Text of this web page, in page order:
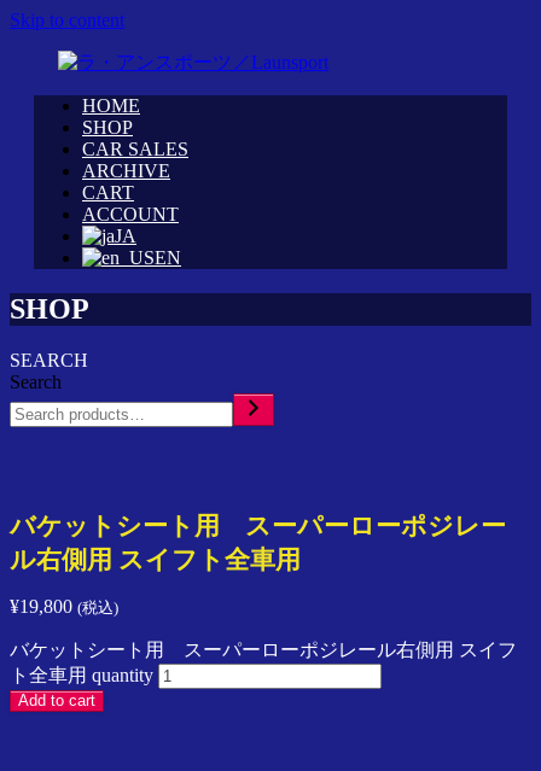
Skip to content
／
Launsport
ッ
プ
「ラ・
ア
ン
ス
イ
ン
レ
サ
／
ス
HOME
SHOP
CAR SALES
ARCHIVE
CART
ACCOUNT
JA
EN
SHOP
バケットシート用 スーパーローポジレー
ル右側用 スイフト全車用
¥19,800 (税込)
バケットシート用 スーパーローポジレール右側用 スイフ
ト全車用 quantity
Add to cart
SEARCH
Search